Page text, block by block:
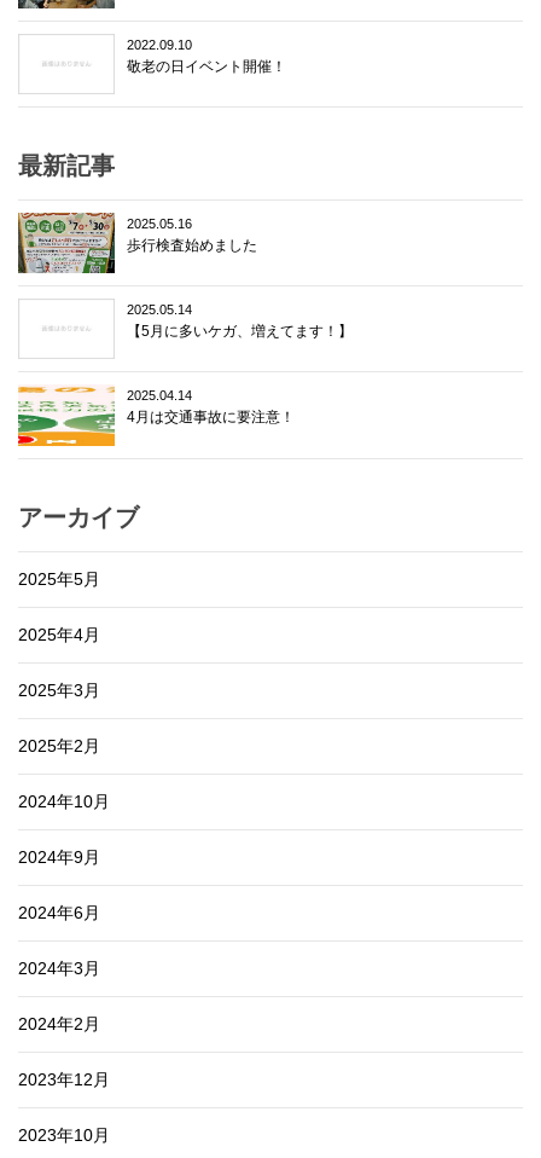
2022.09.10
敬老の日イベント開催！
最新記事
2025.05.16
歩行検査始めました
2025.05.14
【5月に多いケガ、増えてます！】
2025.04.14
4月は交通事故に要注意！
アーカイブ
2025年5月
2025年4月
2025年3月
2025年2月
2024年10月
2024年9月
2024年6月
2024年3月
2024年2月
2023年12月
2023年10月